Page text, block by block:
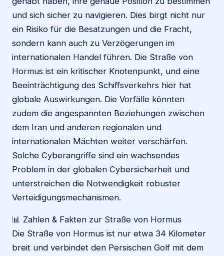
und sich sicher zu navigieren. Dies birgt nicht nur
ein Risiko für die Besatzungen und die Fracht,
sondern kann auch zu Verzögerungen im
internationalen Handel führen. Die Straße von
Hormus ist ein kritischer Knotenpunkt, und eine
Beeinträchtigung des Schiffsverkehrs hier hat
globale Auswirkungen. Die Vorfälle könnten
zudem die angespannten Beziehungen zwischen
dem Iran und anderen regionalen und
internationalen Mächten weiter verschärfen.
Solche Cyberangriffe sind ein wachsendes
Problem in der globalen Cybersicherheit und
unterstreichen die Notwendigkeit robuster
Verteidigungsmechanismen.
📊 Zahlen & Fakten zur Straße von Hormus
Die Straße von Hormus ist nur etwa 34 Kilometer
breit und verbindet den Persischen Golf mit dem